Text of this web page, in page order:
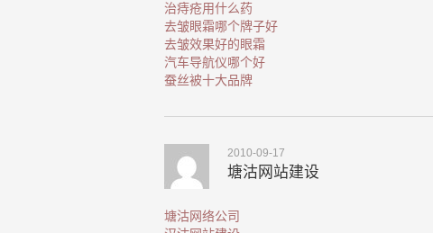
治痔疮用什么药
去皱眼霜哪个牌子好
去皱效果好的眼霜
汽车导航仪哪个好
蚕丝被十大品牌
2010-09-17
塘沽网站建设
塘沽网络公司